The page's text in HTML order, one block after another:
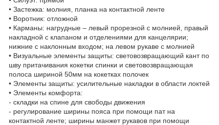
• Застежка: молния, планка на контактной ленте
• Воротник: отложной
• Карманы: нагрудные – левый прорезной с молнией, правый
накладной с клапаном и отделениями для канцелярии;
нижние с наклонным входом; на левом рукаве с молнией
• Визуальные элементы защиты: световозвращающий кант по
шву притачивания кокетки спинки и световозвращающая
полоса шириной 50мм на кокетках полочек
• Элементы защиты: усилительные накладки в области локтей
• Элементы комфорта:
- складки на спине для свободы движения
- регулирование ширины пояса при помощи пат на
контактной ленте; ширины манжет рукавов при помощи